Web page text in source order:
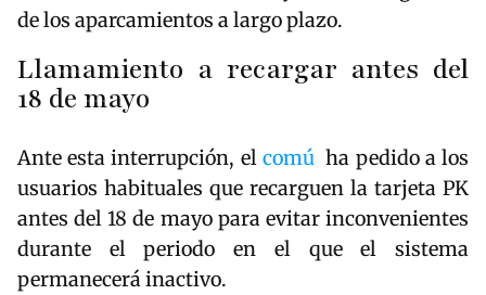
de los aparcamientos a largo plazo.
Llamamiento a recargar antes del
18 de mayo
Ante esta interrupción, el comúha pedido a los
usuarios habituales que recarguen la tarjeta PK
antes del 18 de mayo para evitar inconvenientes
durante el periodo en el que el sistema
permanecerá inactivo.